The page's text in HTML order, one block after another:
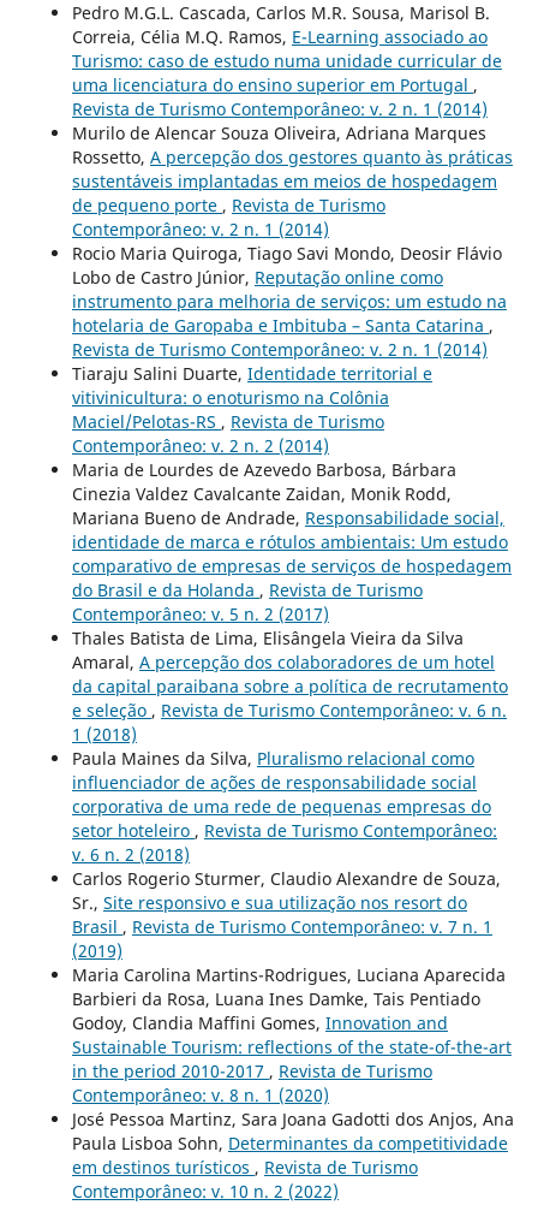
Pedro M.G.L. Cascada, Carlos M.R. Sousa, Marisol B.
Correia, Célia M.Q. Ramos, E-Learning associado ao
Turismo: caso de estudo numa unidade curricular de
uma licenciatura do ensino superior em Portugal ,
Revista de Turismo Contemporâneo: v. 2 n. 1 (2014)
Murilo de Alencar Souza Oliveira, Adriana Marques
Rossetto, A percepção dos gestores quanto às práticas
sustentáveis implantadas em meios de hospedagem
de pequeno porte , Revista de Turismo
Contemporâneo: v. 2 n. 1 (2014)
Rocio Maria Quiroga, Tiago Savi Mondo, Deosir Flávio
Lobo de Castro Júnior, Reputação online como
instrumento para melhoria de serviços: um estudo na
hotelaria de Garopaba e Imbituba – Santa Catarina ,
Revista de Turismo Contemporâneo: v. 2 n. 1 (2014)
Tiaraju Salini Duarte, Identidade territorial e
vitivinicultura: o enoturismo na Colônia
Maciel/Pelotas-RS , Revista de Turismo
Contemporâneo: v. 2 n. 2 (2014)
Maria de Lourdes de Azevedo Barbosa, Bárbara
Cinezia Valdez Cavalcante Zaidan, Monik Rodd,
Mariana Bueno de Andrade, Responsabilidade social,
identidade de marca e rótulos ambientais: Um estudo
comparativo de empresas de serviços de hospedagem
do Brasil e da Holanda , Revista de Turismo
Contemporâneo: v. 5 n. 2 (2017)
Thales Batista de Lima, Elisângela Vieira da Silva
Amaral, A percepção dos colaboradores de um hotel
da capital paraibana sobre a política de recrutamento
e seleção , Revista de Turismo Contemporâneo: v. 6 n.
1 (2018)
Paula Maines da Silva, Pluralismo relacional como
influenciador de ações de responsabilidade social
corporativa de uma rede de pequenas empresas do
setor hoteleiro , Revista de Turismo Contemporâneo:
v. 6 n. 2 (2018)
Carlos Rogerio Sturmer, Claudio Alexandre de Souza,
Sr., Site responsivo e sua utilização nos resort do
Brasil , Revista de Turismo Contemporâneo: v. 7 n. 1
(2019)
Maria Carolina Martins-Rodrigues, Luciana Aparecida
Barbieri da Rosa, Luana Ines Damke, Tais Pentiado
Godoy, Clandia Maffini Gomes, Innovation and
Sustainable Tourism: reflections of the state-of-the-art
in the period 2010-2017 , Revista de Turismo
Contemporâneo: v. 8 n. 1 (2020)
José Pessoa Martinz, Sara Joana Gadotti dos Anjos, Ana
Paula Lisboa Sohn, Determinantes da competitividade
em destinos turísticos , Revista de Turismo
Contemporâneo: v. 10 n. 2 (2022)